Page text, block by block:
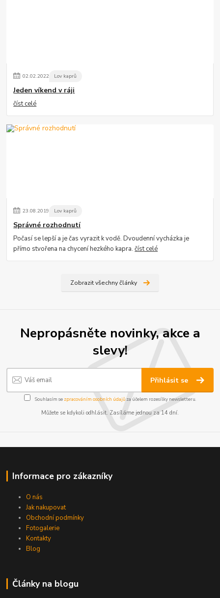
02.02.2022 Lov kaprů
Jeden víkend v ráji
číst celé
23.08.2019 Lov kaprů
Správné rozhodnutí
Počasí se lepší a je čas vyrazit k vodě. Dvoudenní vycházka je
přímo stvořena na chycení hezkého kapra.číst celé
Zobrazit všechny články
Nepropásněte novinky, akce a
slevy!
Přihlásit se
Souhlasím se zpracováním osobních údajůza účelem rozesílky newsletteru.
Můžete se kdykoli odhlásit. Zasíláme jednou za 14 dní.
Informace pro zákazníky
O nás
Jak nakupovat
Obchodní podmínky
Fotogalerie
Kontakty
Blog
Články na blogu